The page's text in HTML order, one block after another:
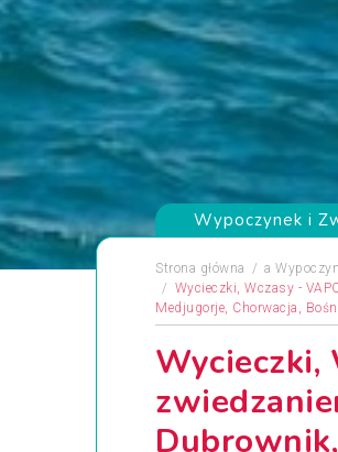
Wypoczynek i
Strona główna a
Wycieczki, Wczasy -
Medjugorje, Chorwacja,
Wycieczki,